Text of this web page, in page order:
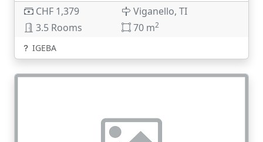
CHF 1,379
3.5 Rooms
Viganello, TI
70 m2
IGEBA